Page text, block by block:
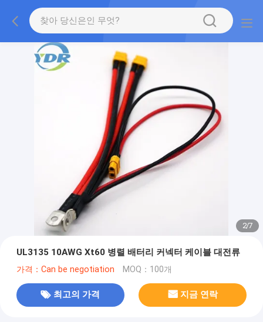
2/7
UL3135 10AWG Xt60 병렬 배터리 커넥터 케이블 대전류
가격：Can be negotiation MOQ：100개
최고의 가격 지금 연락